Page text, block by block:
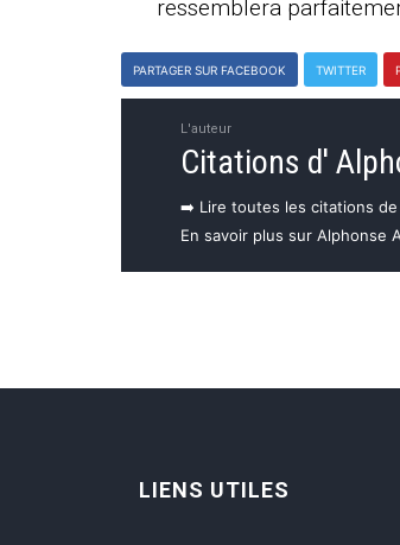
ressemblera
PARTAGER SUR FACEBOOK TWITTER
L'auteur
Citations d'
➡️ Lire toutes les citations de
En savoir plus sur Alphonse
LIENS UTILES